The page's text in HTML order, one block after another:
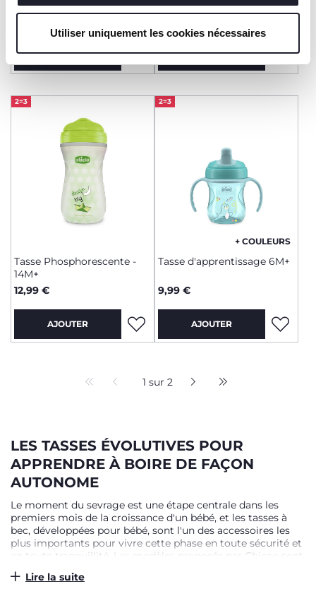
Utiliser uniquement les cookies nécessaires
AJOUTER AJOUTER
2=3
Tasse Phosphorescente -
14M+
12,99 €
AJOUTER
2=3
+ COULEURS
Tasse d'apprentissage 6M+
9,99 €
AJOUTER
1 sur 2
LES TASSES ÉVOLUTIVES POUR
APPRENDRE À BOIRE DE FAÇON
AUTONOME
Le moment du sevrage est une étape centrale dans les
premiers mois de la croissance d'un bébé, et les tasses à
bec, développées pour bébé, sont l'un des accessoires les
plus importants pour vivre cette phase en toute sécurité et
en toute tranquillité. Les modèles proposés par Chicco sont
le résultat de recherches et d'études minutieuses qui
placent le bien-être quotidien du nouveau-né au centre de
Lire la suite